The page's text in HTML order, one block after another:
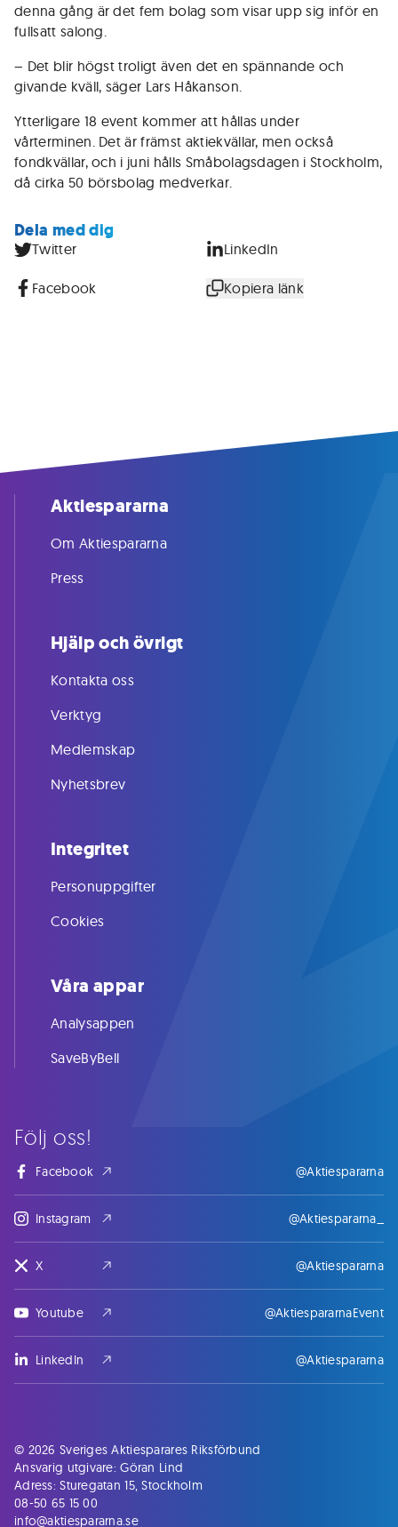
denna gång är det fem bolag som visar upp sig inför en
fullsatt salong.
– Det blir högst troligt även det en spännande och
givande kväll, säger Lars Håkanson.
Ytterligare 18 event kommer att hållas under
vårterminen. Det är främst aktiekvällar, men också
fondkvällar, och i juni hålls Småbolagsdagen i Stockholm,
då cirka 50 börsbolag medverkar.
Dela med dig
Twitter LinkedIn
Facebook Kopiera länk
Följ oss!
Facebook @Aktiespararna
Instagram @Aktiespararna_
X @Aktiespararna
Youtube @AktiespararnaEvent
LinkedIn @Aktiespararna
Aktiespararna
Om Aktiespararna
Press
Hjälp och övrigt
Kontakta oss
Verktyg
Medlemskap
Nyhetsbrev
Integritet
Personuppgifter
Cookies
Våra appar
Analysappen
SaveByBell
© 2026 Sveriges Aktiesparares Riksförbund
Ansvarig utgivare: Göran Lind
Adress: Sturegatan 15, Stockholm
08-50 65 15 00
info@aktiespararna.se